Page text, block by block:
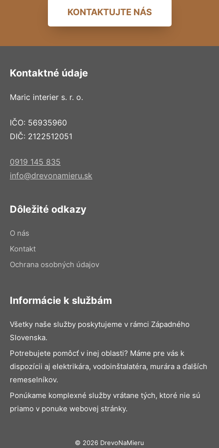
KONTAKTUJTE NÁS
Kontaktné údaje
Maric interier s. r. o.
IČO: 56935960
DIČ: 2122512051
0919 145 835
info@drevonamieru.sk
Dôležité odkazy
O nás
Kontakt
Ochrana osobných údajov
Informácie k službám
Všetky naše služby poskytujeme v rámci Západného
Slovenska.
Potrebujete pomôcť v inej oblasti? Máme pre vás k
dispozícii aj elektrikára, vodoinštalatéra, murára a ďalších
remeselníkov.
Ponúkame komplexné služby vrátane tých, ktoré nie sú
priamo v ponuke webovej stránky.
© 2026 DrevoNaMieru